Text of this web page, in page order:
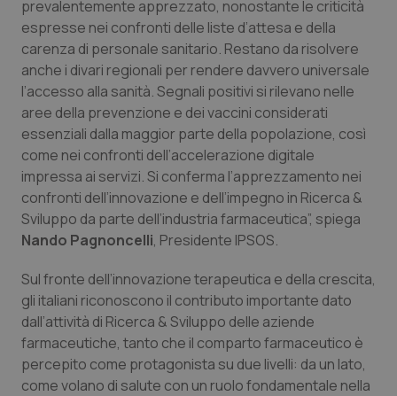
prevalentemente apprezzato, nonostante le criticità
espresse nei confronti delle liste d’attesa e della
carenza di personale sanitario. Restano da risolvere
anche i divari regionali per rendere davvero universale
l’accesso alla sanità. Segnali positivi si rilevano nelle
aree della prevenzione e dei vaccini considerati
essenziali dalla maggior parte della popolazione, così
come nei confronti dell’accelerazione digitale
impressa ai servizi. Si conferma l’apprezzamento nei
confronti dell’innovazione e dell’impegno in Ricerca &
Sviluppo da parte dell’industria farmaceutica”, spiega
Nando Pagnoncelli, Presidente IPSOS.
Sul fronte dell’innovazione terapeutica e della crescita,
gli italiani riconoscono il contributo importante dato
dall’attività di Ricerca & Sviluppo delle aziende
farmaceutiche, tanto che il comparto farmaceutico è
percepito come protagonista su due livelli: da un lato,
come volano di salute con un ruolo fondamentale nella